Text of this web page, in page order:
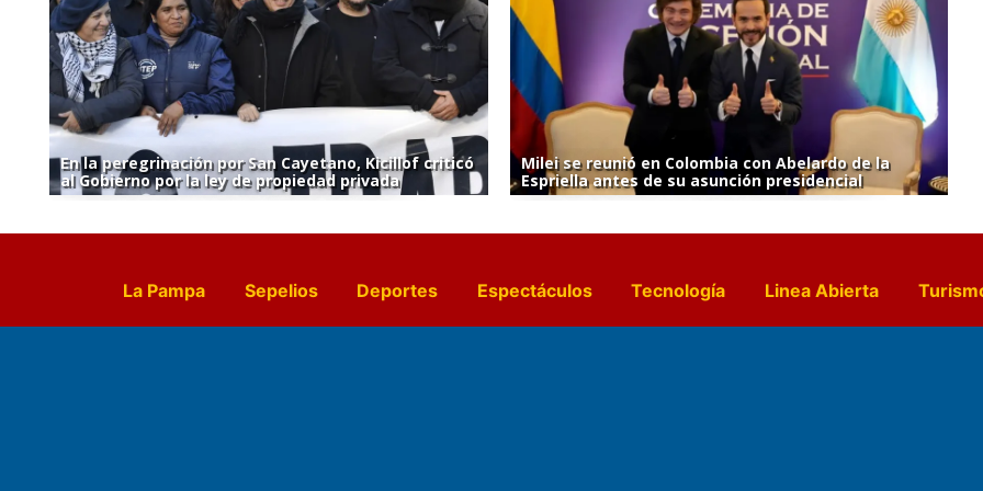
En la peregrinación por San Cayetano, Kicillof criticó
al Gobierno por la ley de propiedad privada
Milei se reunió en Colombia con Abelardo de la
Espriella antes de su asunción presidencial
La Pampa Sepelios Deportes Espectáculos Tecnología Linea Abierta